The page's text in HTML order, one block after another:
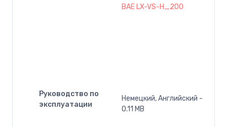
Руководство по
эксплуатации
BAE LX-VS-H_200
Немецкий, Английский -
0.11 MB